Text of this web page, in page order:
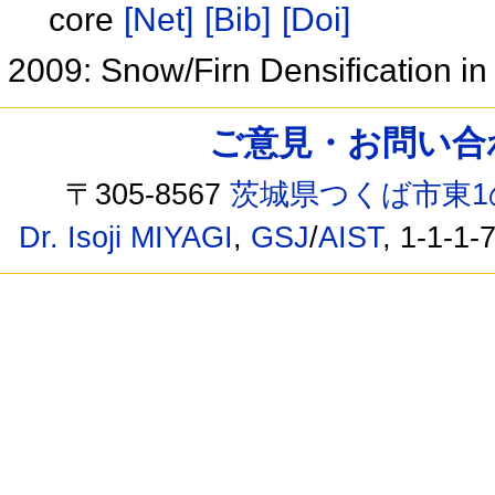
core [Net] [Bib] [Doi]
2009: Snow/Firn Densification
ご意見・お問い
〒305-8567茨城県つくば市東
Dr. Isoji MIYAGI, GSJ/AIST, 1-1-1-